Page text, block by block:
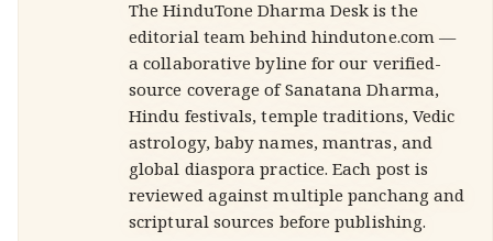
The HinduTone Dharma Desk is the
editorial team behind hindutone.com —
a collaborative byline for our verified-
source coverage of Sanatana Dharma,
Hindu festivals, temple traditions, Vedic
astrology, baby names, mantras, and
global diaspora practice. Each post is
reviewed against multiple panchang and
scriptural sources before publishing.